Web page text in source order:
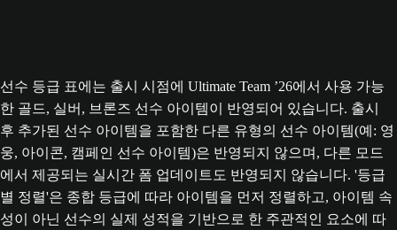
선수 등급 표에는 출시 시점에 Ultimate Team ’26에서 사용 가능
한 골드, 실버, 브론즈 선수 아이템이 반영되어 있습니다. 출시
후 추가된 선수 아이템을 포함한 다른 유형의 선수 아이템(예: 영
웅, 아이콘, 캠페인 선수 아이템)은 반영되지 않으며, 다른 모드
에서 제공되는 실시간 폼 업데이트도 반영되지 않습니다. '등급
별 정렬'은 종합 등급에 따라 아이템을 먼저 정렬하고, 아이템 속
성이 아닌 선수의 실제 성적을 기반으로 한 주관적인 요소에 따